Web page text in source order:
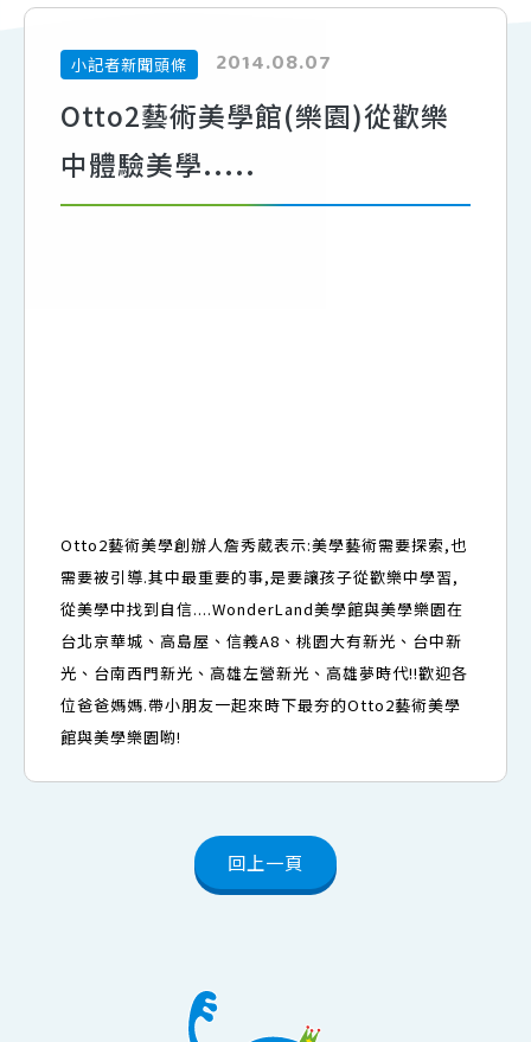
小記者新聞頭條 2014.08.07
Otto2藝術美學館(樂園)從歡樂
中體驗美學.....
Otto2藝術美學創辦人詹秀葳表示:美學藝術需要探索,也
需要被引導.其中最重要的事,是要讓孩子從歡樂中學習,
從美學中找到自信....WonderLand美學館與美學樂園在
台北京華城 、 高島屋 、 信義A8、桃園大有新光、台中新
光 、 台南西門新光、高雄左營新光、高雄夢時代!!歡迎各
位爸爸媽媽.帶小朋友一起來時下最夯的Otto2藝術美學
館與美學樂園喲!
回上一頁